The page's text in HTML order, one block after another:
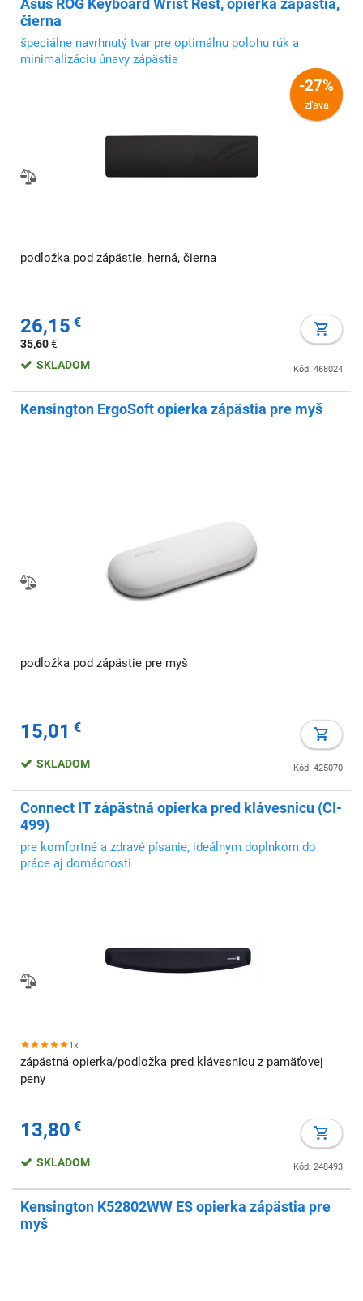
Asus ROG Keyboard Wrist Rest, opierka zápästia,
čierna
špeciálne navrhnutý tvar pre optimálnu polohu rúk a
minimalizáciu únavy zápästia
-27%
zľava
podložka pod zápästie, herná, čierna
26,15 €
35,60€
Kód: 468024
SKLADOM
Kensington ErgoSoft opierka zápästia pre myš
podložka pod zápästie pre myš
15,01 €
Kód: 425070
SKLADOM
Connect IT zápästná opierka pred klávesnicu (CI-
499)
pre komfortné a zdravé písanie, ideálnym doplnkom do
práce aj domácnosti
1x
zápästná opierka/podložka pred klávesnicu z pamäťovej
peny
13,80 €
Kód: 248493
SKLADOM
Kensington K52802WW ES opierka zápästia pre
myš